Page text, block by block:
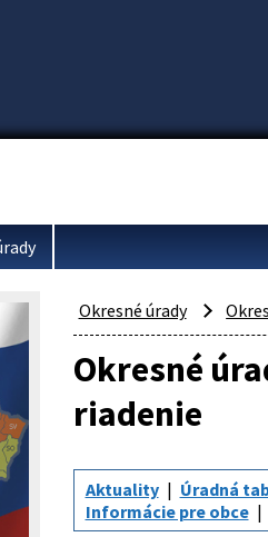
Okresné úrady
Okresné
riadenie
Aktuality Úradná
Informácie pre obce